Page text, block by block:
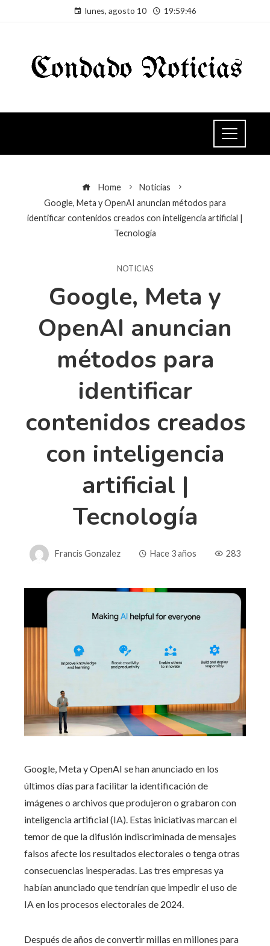
lunes, agosto 10 19:59:46
Home
Noticias
Google, Meta y OpenAI anuncian métodos para
identificar contenidos creados con inteligencia artificial |
Tecnología
NOTICIAS
Google, Meta y
OpenAI anuncian
métodos para
identificar
contenidos creados
con inteligencia
artificial |
Tecnología
Francis Gonzalez Hace 3 años 283
Google, Meta y OpenAI se han anunciado en los
últimos días para facilitar la identificación de
imágenes o archivos que produjeron o grabaron con
inteligencia artificial (IA). Estas iniciativas marcan el
temor de que la difusión indiscriminada de mensajes
falsos afecte los resultados electorales o tenga otras
consecuencias inesperadas. Las tres empresas ya
habían anunciado que tendrían que impedir el uso de
IA en los procesos electorales de 2024.
Después de años de convertir millas en millones para